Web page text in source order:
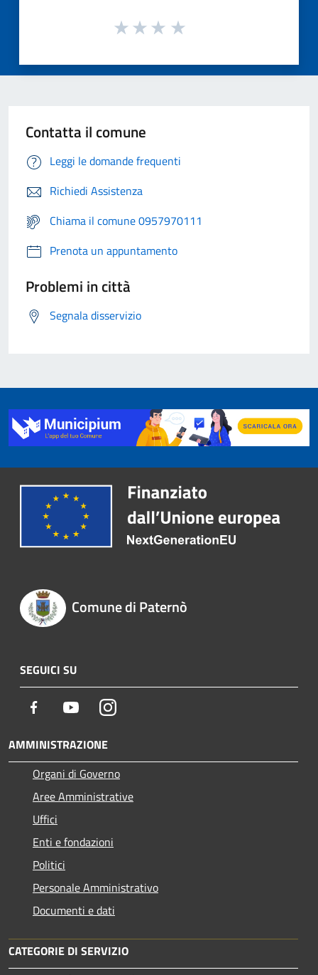
Contatta il comune
Leggi le domande frequenti
Richiedi Assistenza
Chiama il comune 0957970111
Prenota un appuntamento
Problemi in città
Segnala disservizio
Comune di Paternò
SEGUICI SU
Facebook YoutubeInstagram
AMMINISTRAZIONE
Organi di Governo
Aree Amministrative
Uffici
Enti e fondazioni
Politici
Personale Amministrativo
Documenti e dati
CATEGORIE DI SERVIZIO